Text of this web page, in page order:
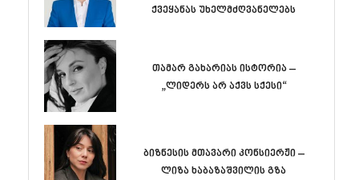
ქვეყანას უხელმძღვანელებს
თამარ გახარიას ისტორია –
„ლიდერს არ აქვს სქესი“
ბიზნესის მთავარი კონსიერჟი –
ლიზა ხაბაზაშვილის გზა